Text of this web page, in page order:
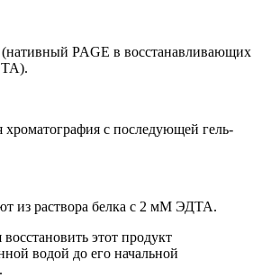
(нативный PAGE в восстанавливающих
с последующей гель-
из раствора белка с 2 мМ ЭДТА.
восстановить этот продукт
водой до его начальной